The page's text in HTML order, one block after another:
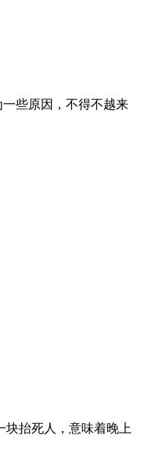
些原因，不得不越来
块抬死人，意味着晚上